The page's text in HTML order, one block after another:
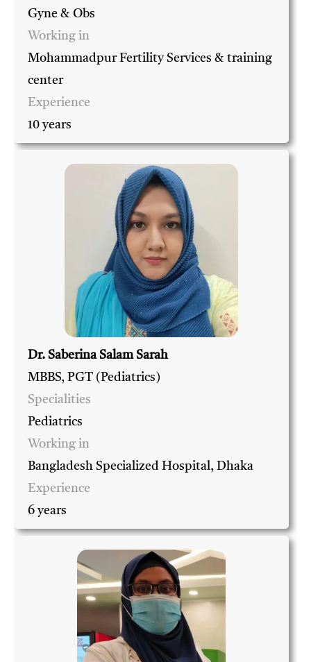
Gyne & Obs
Working in
Mohammadpur Fertility Services & training
center
Experience
10 years
Dr. Saberina Salam Sarah
MBBS, PGT (Pediatrics)
Specialities
Pediatrics
Working in
Bangladesh Specialized Hospital, Dhaka
Experience
6 years